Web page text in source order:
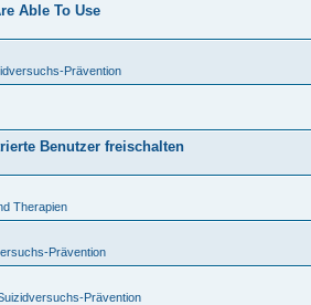
Able To Use
Prävention
Benutzer freischalten
Therapien
Prävention
Prävention